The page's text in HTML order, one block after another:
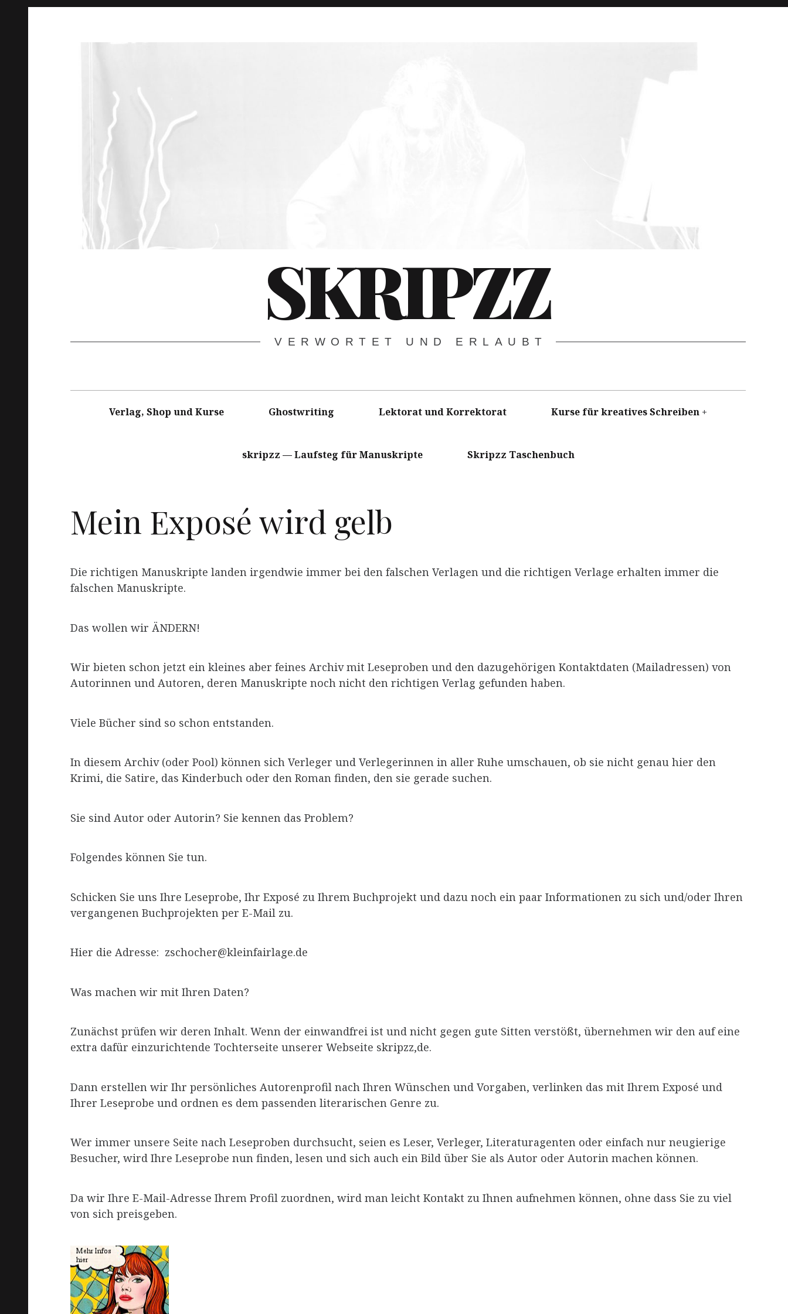
SKRIPZZ
VERWORTET UND ERLAUBT
Verlag, Shop und Kurse Ghostwriting Lektorat und Korrektorat Kurse für kreatives Schreiben
skripzz — Laufsteg für Manuskripte Skripzz Taschenbuch
Mein Exposé wird gelb
Die richtigen Manuskripte landen irgendwie immer bei den falschen Verlagen und die richtigen Verlage erhalten immer die
falschen Manuskripte.
Das wollen wir ÄNDERN!
Wir bieten schon jetzt ein kleines aber feines Archiv mit Leseproben und den dazugehörigen Kontaktdaten (Mailadressen) von
Autorinnen und Autoren, deren Manuskripte noch nicht den richtigen Verlag gefunden haben.
Viele Bücher sind so schon entstanden.
In diesem Archiv (oder Pool) können sich Verleger und Verlegerinnen in aller Ruhe umschauen, ob sie nicht genau hier den
Krimi, die Satire, das Kinderbuch oder den Roman finden, den sie gerade suchen.
Sie sind Autor oder Autorin? Sie kennen das Problem?
Folgendes können Sie tun.
Schicken Sie uns Ihre Leseprobe, Ihr Exposé zu Ihrem Buchprojekt und dazu noch ein paar Informationen zu sich und/oder Ihren
vergangenen Buchprojekten per E-Mail zu.
Hier die Adresse: zschocher@kleinfairlage.de
Was machen wir mit Ihren Daten?
Zunächst prüfen wir deren Inhalt. Wenn der einwandfrei ist und nicht gegen gute Sitten verstößt, übernehmen wir den auf eine
extra dafür einzurichtende Tochterseite unserer Webseite skripzz,de.
Dann erstellen wir Ihr persönliches Autorenprofil nach Ihren Wünschen und Vorgaben, verlinken das mit Ihrem Exposé und
Ihrer Leseprobe und ordnen es dem passenden literarischen Genre zu.
Wer immer unsere Seite nach Leseproben durchsucht, seien es Leser, Verleger, Literaturagenten oder einfach nur neugierige
Besucher, wird Ihre Leseprobe nun finden, lesen und sich auch ein Bild über Sie als Autor oder Autorin machen können.
Da wir Ihre E-Mail-Adresse Ihrem Profil zuordnen, wird man leicht Kontakt zu Ihnen aufnehmen können, ohne dass Sie zu viel
von sich preisgeben.